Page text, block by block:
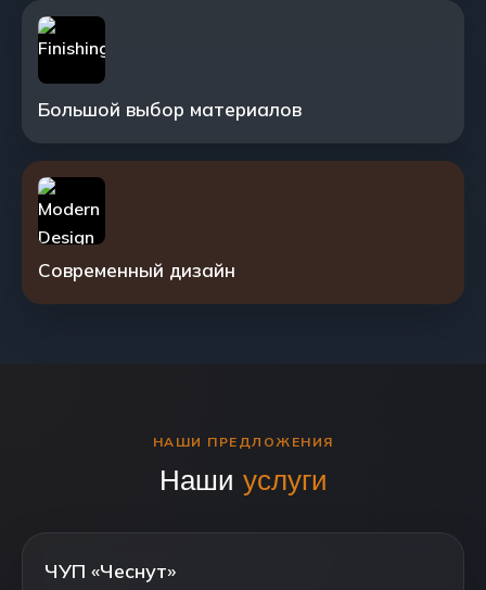
Большой выбор материалов
Современный дизайн
НАШИ ПРЕДЛОЖЕНИЯ
Наши услуги
ЧУП «Чеснут»